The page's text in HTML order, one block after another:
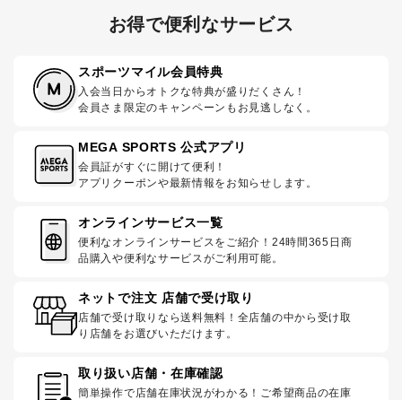
お得で便利なサービス
スポーツマイル会員特典
入会当日からオトクな特典が盛りだくさん！
会員さま限定のキャンペーンもお見逃しなく。
MEGA SPORTS 公式アプリ
会員証がすぐに開けて便利！
アプリクーポンや最新情報をお知らせします。
オンラインサービス一覧
便利なオンラインサービスをご紹介！24時間365日商
品購入や便利なサービスがご利用可能。
ネットで注文 店舗で受け取り
店舗で受け取りなら送料無料！全店舗の中から受け取
り店舗をお選びいただけます。
取り扱い店舗・在庫確認
簡単操作で店舗在庫状況がわかる！ご希望商品の在庫